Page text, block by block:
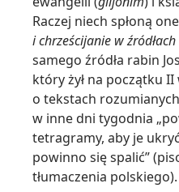
Raczej niech spłoną
i chrześcijanie w
samego źródła rabin
który żył na początku II
o tekstach
w inne dni tygodnia
tetragramy, aby je
powinno się spalić”
tłumaczenia polskiego).